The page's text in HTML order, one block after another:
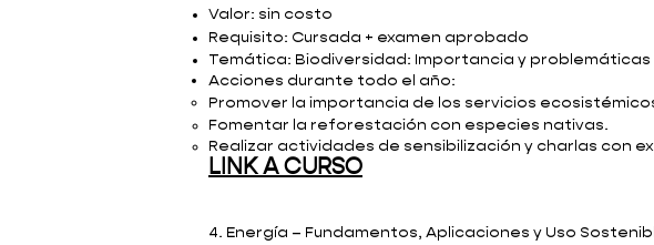
Valor: sin costo
Requisito: Cursada + examen aprobado
Temática: Biodiversidad: Importancia y
Acciones durante todo el año:
Promover la importancia de los servicios
Fomentar la reforestación con especies nativas.
Realizar actividades de sensibilización y charlas con
LINK A CURSO
4. Energía – Fundamentos, Aplicaciones y Uso